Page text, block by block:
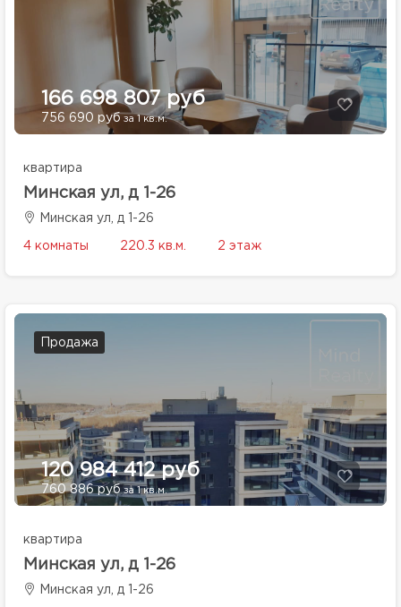
166 698 807 руб
756 690 руб за 1 кв.м.
квартира
Минская ул, д 1-26
Минская ул, д 1-26
4 комнаты 220.3 кв.м. 2 этаж
Продажа
120 984 412 руб
760 886 рубза 1 кв.м.
квартира
Минская ул, д 1-26
Минская ул, д 1-26